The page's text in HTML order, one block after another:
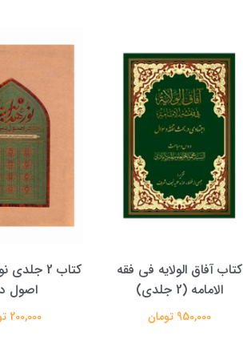
کتاب آفاق الولایه فی فقه
الامامه (2 جلدی)
950,000 تومان
کتاب 2
اصول
200,000 تومان